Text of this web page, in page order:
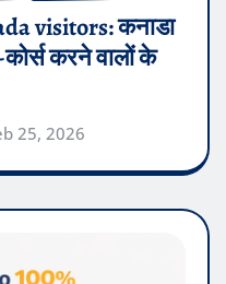
visitors: कनाडा
करने वालों के
25, 2026